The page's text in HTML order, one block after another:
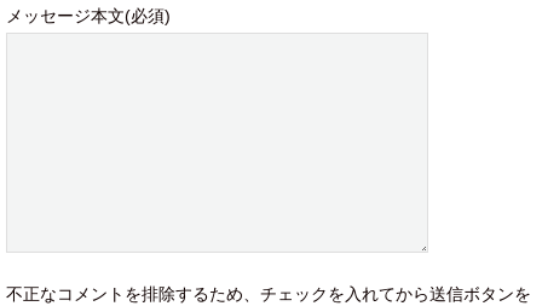
メッセージ本文(必須)
不正なコメントを排除するため、チェックを入れてから送信ボタンを